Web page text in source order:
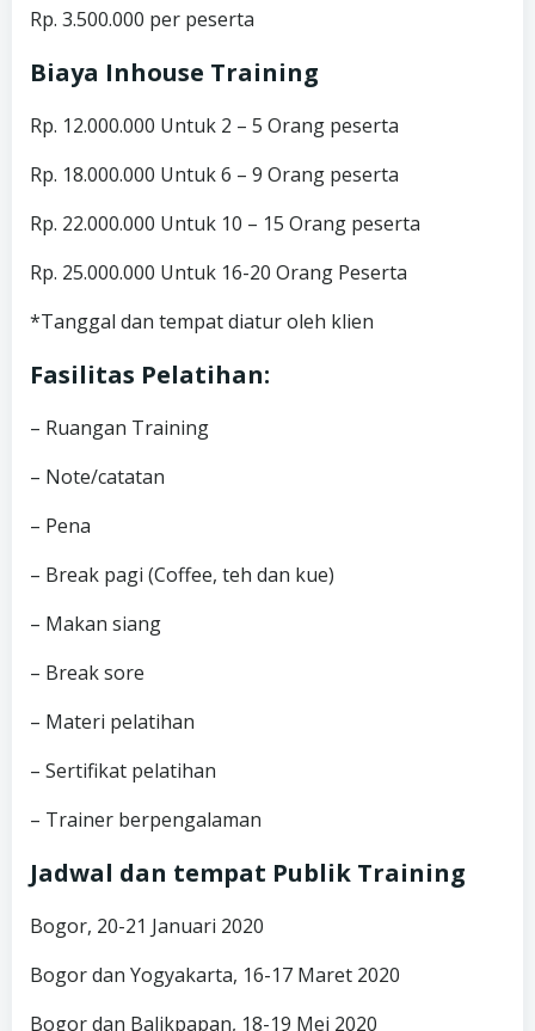
Rp. 3.500.000 per peserta
Biaya Inhouse Training
Rp. 12.000.000 Untuk 2 – 5 Orang peserta
Rp. 18.000.000 Untuk 6 – 9 Orang peserta
Rp. 22.000.000 Untuk 10 – 15 Orang peserta
Rp. 25.000.000 Untuk 16-20 Orang Peserta
*Tanggal dan tempat diatur oleh klien
Fasilitas Pelatihan:
– Ruangan Training
– Note/catatan
– Pena
– Break pagi (Coffee, teh dan kue)
– Makan siang
– Break sore
– Materi pelatihan
– Sertifikat pelatihan
– Trainer berpengalaman
Jadwal dan tempat Publik Training
Bogor, 20-21 Januari 2020
Bogor dan Yogyakarta, 16-17 Maret 2020
Bogor dan Balikpapan, 18-19 Mei 2020